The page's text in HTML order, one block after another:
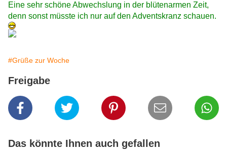
Eine sehr schöne Abwechslung in der blütenarmen Zeit,
denn sonst müsste ich nur auf den Adventskranz schauen.
#Grüße zur Woche
Freigabe
Das könnte Ihnen auch gefallen